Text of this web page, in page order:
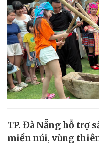
TP. Đà Nẵng hỗ trợ
miền núi, vùng